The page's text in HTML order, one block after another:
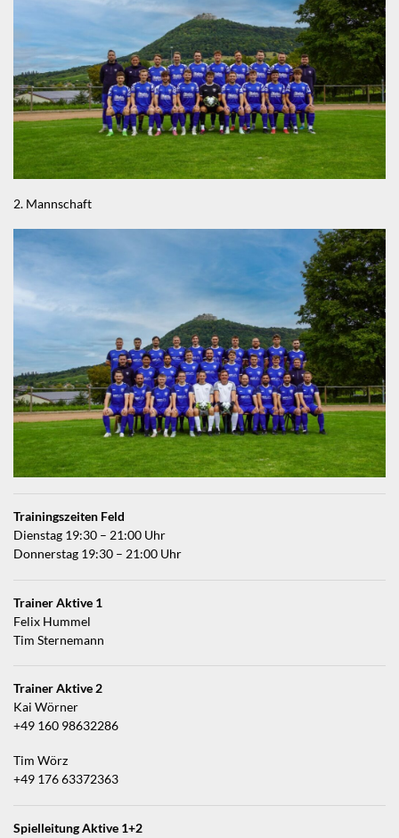
2. Mannschaft
Trainingszeiten Feld
Dienstag 19:30 – 21:00 Uhr
Donnerstag 19:30 – 21:00 Uhr
Trainer Aktive 1
Felix Hummel
Tim Sternemann
Trainer Aktive 2
Kai Wörner
+49 160 98632286
Tim Wörz
+49 176 63372363
Spielleitung Aktive 1+2